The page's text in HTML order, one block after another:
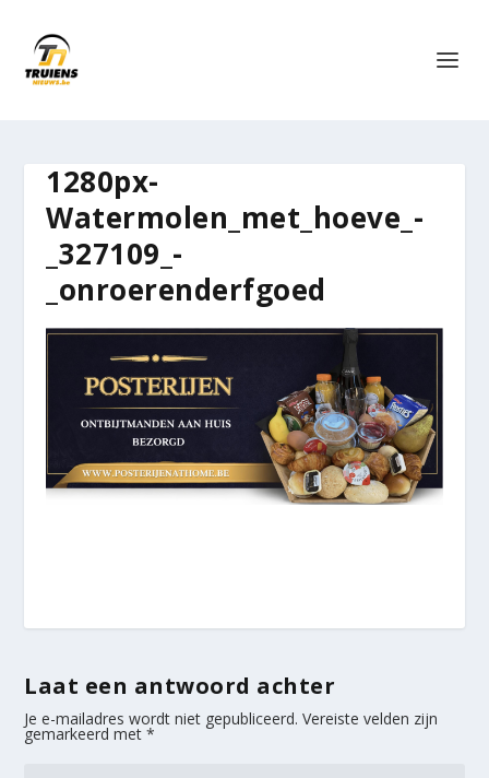
1280px-
Watermolen_met_hoeve_-
_327109_-
_onroerenderfgoed
Laat een antwoord achter
Je e-mailadres wordt niet gepubliceerd. Vereiste velden zijn
gemarkeerd met*